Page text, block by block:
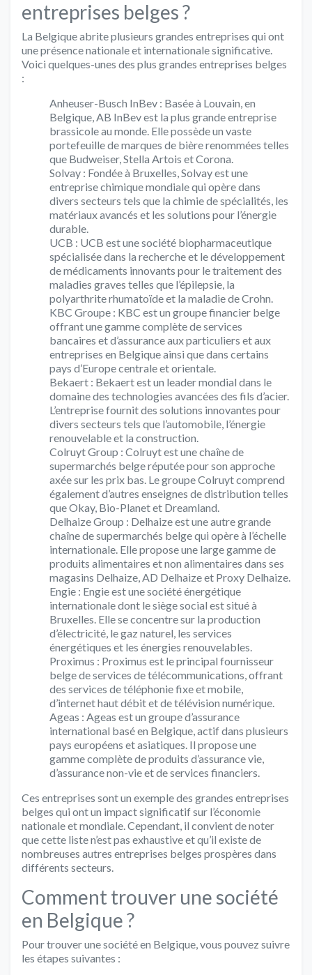
entreprises belges ?
La Belgique abrite plusieurs grandes entreprises qui ont
une présence nationale et internationale significative.
Voici quelques-unes des plus grandes entreprises belges
:
Anheuser-Busch InBev : Basée à Louvain, en
Belgique, AB InBev est la plus grande entreprise
brassicole au monde. Elle possède un vaste
portefeuille de marques de bière renommées telles
que Budweiser, Stella Artois et Corona.
Solvay : Fondée à Bruxelles, Solvay est une
entreprise chimique mondiale qui opère dans
divers secteurs tels que la chimie de spécialités, les
matériaux avancés et les solutions pour l’énergie
durable.
UCB : UCB est une société biopharmaceutique
spécialisée dans la recherche et le développement
de médicaments innovants pour le traitement des
maladies graves telles que l’épilepsie, la
polyarthrite rhumatoïde et la maladie de Crohn.
KBC Groupe : KBC est un groupe financier belge
offrant une gamme complète de services
bancaires et d’assurance aux particuliers et aux
entreprises en Belgique ainsi que dans certains
pays d’Europe centrale et orientale.
Bekaert : Bekaert est un leader mondial dans le
domaine des technologies avancées des fils d’acier.
L’entreprise fournit des solutions innovantes pour
divers secteurs tels que l’automobile, l’énergie
renouvelable et la construction.
Colruyt Group : Colruyt est une chaîne de
supermarchés belge réputée pour son approche
axée sur les prix bas. Le groupe Colruyt comprend
également d’autres enseignes de distribution telles
que Okay, Bio-Planet et Dreamland.
Delhaize Group : Delhaize est une autre grande
chaîne de supermarchés belge qui opère à l’échelle
internationale. Elle propose une large gamme de
produits alimentaires et non alimentaires dans ses
magasins Delhaize, AD Delhaize et Proxy Delhaize.
Engie : Engie est une société énergétique
internationale dont le siège social est situé à
Bruxelles. Elle se concentre sur la production
d’électricité, le gaz naturel, les services
énergétiques et les énergies renouvelables.
Proximus : Proximus est le principal fournisseur
belge de services de télécommunications, offrant
des services de téléphonie fixe et mobile,
d’internet haut débit et de télévision numérique.
Ageas : Ageas est un groupe d’assurance
international basé en Belgique, actif dans plusieurs
pays européens et asiatiques. Il propose une
gamme complète de produits d’assurance vie,
d’assurance non-vie et de services financiers.
Ces entreprises sont un exemple des grandes entreprises
belges qui ont un impact significatif sur l’économie
nationale et mondiale. Cependant, il convient de noter
que cette liste n’est pas exhaustive et qu’il existe de
nombreuses autres entreprises belges prospères dans
différents secteurs.
Comment trouver une société
en Belgique ?
Pour trouver une société en Belgique, vous pouvez suivre
les étapes suivantes :